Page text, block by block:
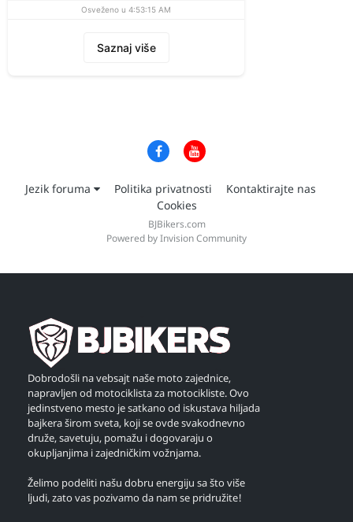
Osveženo u 4:53:15 AM
Saznaj više
Jezik foruma Politika privatnosti
Kontaktirajte nas
Cookies
BJBikers.com
Powered by Invision Community
Dobrodošli na vebsajt naše moto zajednice,
napravljen od motociklista za motocikliste. Ovo
jedinstveno mesto je satkano od iskustava hiljada
bajkera širom sveta, koji se ovde svakodnevno
druže, savetuju, pomažu i dogovaraju o
okupljanjima i zajedničkim vožnjama.
Želimo podeliti našu dobru energiju sa što više
ljudi, zato vas pozivamo da nam se pridružite!